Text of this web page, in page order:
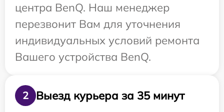
центра BenQ. Наш менеджер
перезвонит Вам для уточнения
индивидуальных условий ремонта
Вашего устройства BenQ.
2 Выезд курьера за 35 минут